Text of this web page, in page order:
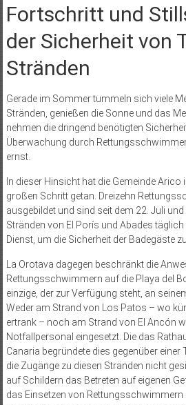
Fortschritt und
der Sicherheit von
Stränden
Gerade im Sommer tummeln sich viele
Stränden, genießen die Sonne und das
nehmen die dringend benötigten
Überwachung durch
ernst.
In dieser Hinsicht hat die Gemeinde
großen Schritt getan. Dreizehn
ausgebildet und sind seit dem 22. Juli
Stränden von El Porís und Abades
Dienst, um die Sicherheit der Badegäste
La Orotava dagegen beschränkt die
Rettungsschwimmern auf die Playa del
einzige, der zur Verfügung steht, an
Weder am Strand von Los Patos – wo
ertrank – noch am Strand von El Ancón
Notfallpersonal eingesetzt. Die das
Canaria begründete dies gegenüber
die Zugänge zu diesen Stränden nicht
auf Schildern das Betreten auf eigenen
das Einsetzen von Rettungsschwimmern